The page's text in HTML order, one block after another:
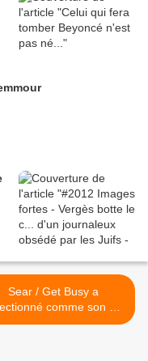
Sear / Get Busy a
comme son du
Semaine Funk 80 /